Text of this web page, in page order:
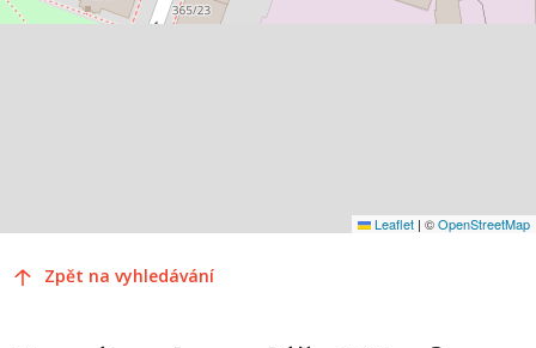
Leaflet | ©OpenStreetMap
Zpět na vyhledávání